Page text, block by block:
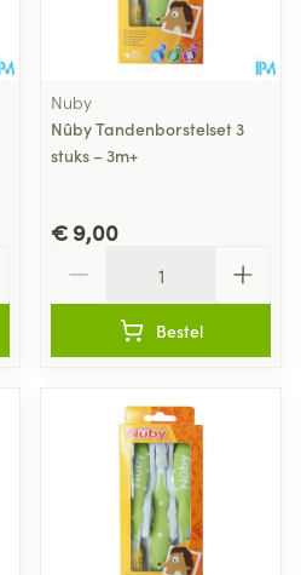
Nuby
Nûby Tandenborstelset 3
stuks – 3m+
€ 9,00
Bestel